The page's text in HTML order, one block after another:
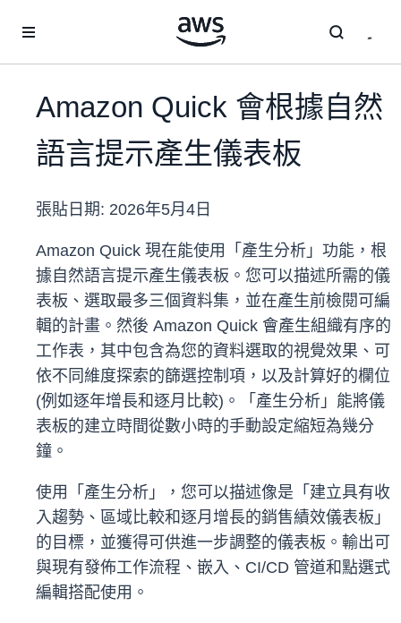
Amazon Quick 會根據自然
語言提示產生儀表板
張貼日期: 2026年5月4日
Amazon Quick 現在能使用「產生分析」功能，根
據自然語言提示產生儀表板。您可以描述所需的儀
表板、選取最多三個資料集，並在產生前檢閱可編
輯的計畫。然後 Amazon Quick 會產生組織有序的
工作表，其中包含為您的資料選取的視覺效果、可
依不同維度探索的篩選控制項，以及計算好的欄位
(例如逐年增長和逐月比較)。「產生分析」能將儀
表板的建立時間從數小時的手動設定縮短為幾分
鐘。
使用「產生分析」，您可以描述像是「建立具有收
入趨勢、區域比較和逐月增長的銷售績效儀表板」
的目標，並獲得可供進一步調整的儀表板。輸出可
與現有發佈工作流程、嵌入、CI/CD 管道和點選式
編輯搭配使用。